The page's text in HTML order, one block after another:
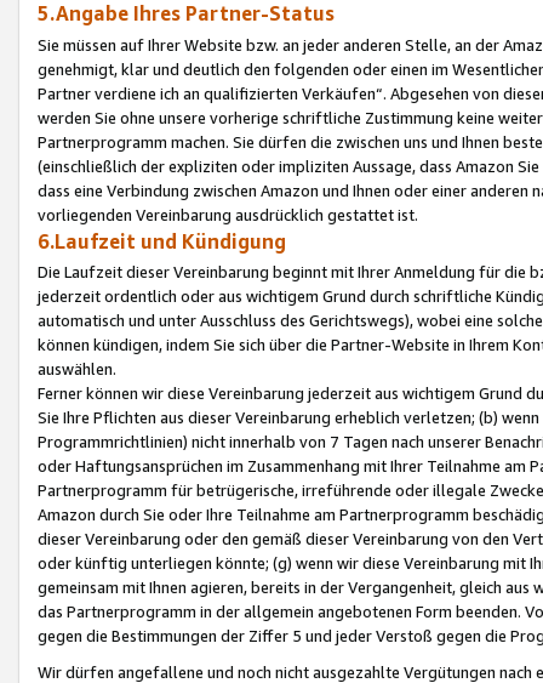
5.Angabe Ihres Partner-Status
Sie müssen auf Ihrer Website bzw. an jeder anderen Stelle, an der
genehmigt, klar und deutlich den folgenden oder einen im
Partner verdiene ich an qualifizierten Verkäufen“. Abgesehen von
werden Sie ohne unsere vorherige schriftliche Zustimmung keine
Partnerprogramm machen. Sie dürfen die zwischen uns und Ihnen
(einschließlich der expliziten oder impliziten Aussage, dass Amazon
dass eine Verbindung zwischen Amazon und Ihnen oder einer
vorliegenden Vereinbarung ausdrücklich gestattet ist.
6.Laufzeit und Kündigung
Die Laufzeit dieser Vereinbarung beginnt mit Ihrer Anmeldung für die
jederzeit ordentlich oder aus wichtigem Grund durch schriftliche
automatisch und unter Ausschluss des Gerichtswegs), wobei eine
können kündigen, indem Sie sich über die Partner-Website in Ihrem
auswählen.
Ferner können wir diese Vereinbarung jederzeit aus wichtigem Grund
Sie Ihre Pflichten aus dieser Vereinbarung erheblich verletzen; (b)
Programmrichtlinien) nicht innerhalb von 7 Tagen nach unserer
oder Haftungsansprüchen im Zusammenhang mit Ihrer Teilnahme am
Partnerprogramm für betrügerische, irreführende oder illegale
Amazon durch Sie oder Ihre Teilnahme am Partnerprogramm
dieser Vereinbarung oder den gemäß dieser Vereinbarung von den
oder künftig unterliegen könnte; (g) wenn wir diese Vereinbarung mit
gemeinsam mit Ihnen agieren, bereits in der Vergangenheit, gleich
das Partnerprogramm in der allgemein angebotenen Form beenden.
gegen die Bestimmungen der Ziffer 5 und jeder Verstoß gegen die
Wir dürfen angefallene und noch nicht ausgezahlte Vergütungen